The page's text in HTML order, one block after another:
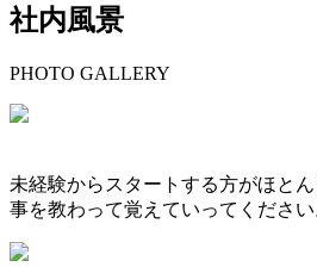
社内風景
PHOTO GALLERY
未経験からスタートする方がほと
事を教わって覚えていってください